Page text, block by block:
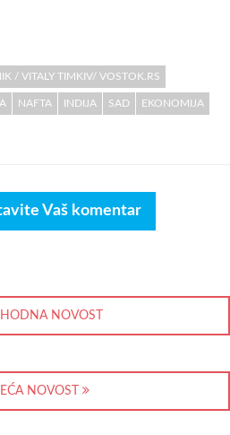
/ VITALY TIMKIV/ VOSTOK.RS
NAFTA INDIJA SAD EKONOMIJA
Vaš komentar
NOVOST
NOVOST